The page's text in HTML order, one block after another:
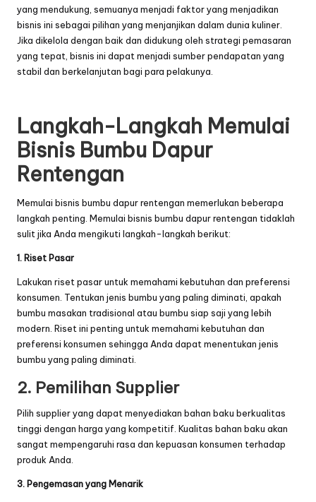
yang mendukung, semuanya menjadi faktor yang menjadikan
bisnis ini sebagai pilihan yang menjanjikan dalam dunia kuliner.
Jika dikelola dengan baik dan didukung oleh strategi pemasaran
yang tepat, bisnis ini dapat menjadi sumber pendapatan yang
stabil dan berkelanjutan bagi para pelakunya.
Langkah-Langkah Memulai
Bisnis Bumbu Dapur
Rentengan
Memulai bisnis bumbu dapur rentengan memerlukan beberapa
langkah penting. Memulai bisnis bumbu dapur rentengan tidaklah
sulit jika Anda mengikuti langkah-langkah berikut:
1. Riset Pasar
Lakukan riset pasar untuk memahami kebutuhan dan preferensi
konsumen. Tentukan jenis bumbu yang paling diminati, apakah
bumbu masakan tradisional atau bumbu siap saji yang lebih
modern. Riset ini penting untuk memahami kebutuhan dan
preferensi konsumen sehingga Anda dapat menentukan jenis
bumbu yang paling diminati.
2. Pemilihan Supplier
Pilih supplier yang dapat menyediakan bahan baku berkualitas
tinggi dengan harga yang kompetitif. Kualitas bahan baku akan
sangat mempengaruhi rasa dan kepuasan konsumen terhadap
produk Anda.
3. Pengemasan yang Menarik